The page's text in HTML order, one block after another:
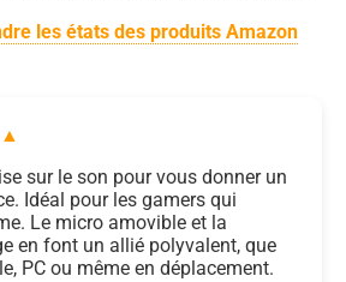
les états des produits Amazon
▲
sur le son pour vous donner un
Idéal pour les gamers qui
Le micro amovible et la
en font un allié polyvalent, que
PC ou même en déplacement.